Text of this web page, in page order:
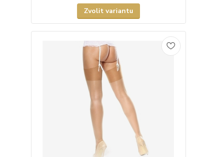
Zvolit variantu